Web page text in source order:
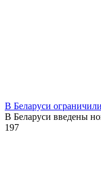
В Беларуси
В Беларуси введены
197